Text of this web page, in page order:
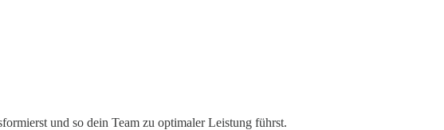
und so dein Team zu optimaler Leistung führst.